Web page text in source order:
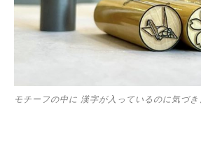
モチーフの中に 漢字が入っているのに気づき